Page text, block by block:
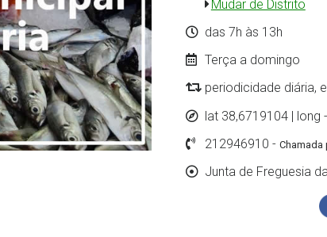
Mudar de Distrito
das 7h às 13h
Terça a domingo
periodicidade diária,
lat 38,6719104 | long
212946910 - Chamada
Junta de Freguesia